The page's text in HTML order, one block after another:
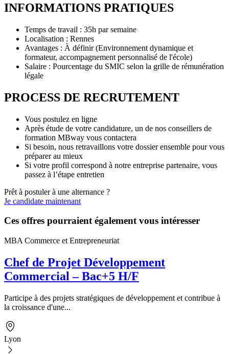
INFORMATIONS PRATIQUES
Temps de travail : 35h par semaine
Localisation : Rennes
Avantages : À définir (Environnement dynamique et
formateur, accompagnement personnalisé de l'école)
Salaire : Pourcentage du SMIC selon la grille de rémunération
légale
PROCESS DE RECRUTEMENT
Vous postulez en ligne
Après étude de votre candidature, un de nos conseillers de
formation MBway vous contactera
Si besoin, nous retravaillons votre dossier ensemble pour vous
préparer au mieux
Si votre profil correspond à notre entreprise partenaire, vous
passez à l’étape entretien
Prêt à postuler à une alternance ?
Je candidate maintenant
Ces offres pourraient également vous intéresser
MBA Commerce et Entrepreneuriat
Chef de Projet Développement
Commercial – Bac+5 H/F
Participe à des projets stratégiques de développement et contribue à
la croissance d'une...
Lyon